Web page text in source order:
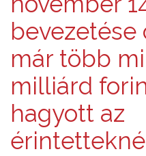
bevezetése
már több
milliárd
hagyott az